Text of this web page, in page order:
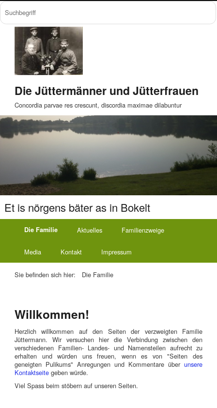
Die Jüttermänner und Jütterfrauen
Concordia parvae res crescunt, discordia maximae dilabuntur
Et is nörgens bäter as in Bokelt
Die Familie Aktuelles Familienzweige
Media Kontakt Impressum
Sie befinden sich hier: Die Familie
Willkommen!
Herzlich willkommen auf den Seiten der verzweigten Familie
Jüttermann. Wir versuchen hier die Verbindung zwischen den
verschiedenen Familien- Landes- und Namensteilen aufrecht zu
erhalten und würden uns freuen, wenn es von "Seiten des
geneigten Pulikums" Anregungen und Kommentare über unsere
Kontaktseite geben würde.
Viel Spass beim stöbern auf unseren Seiten.